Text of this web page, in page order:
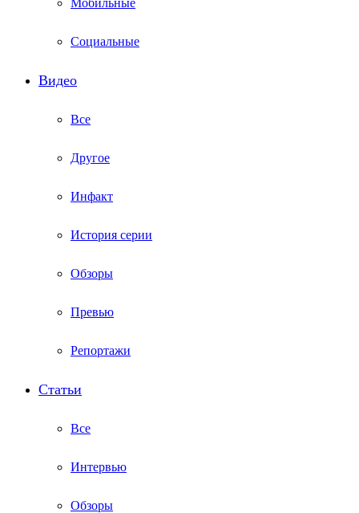
Мобильные
Социальные
Видео
Все
Другое
Инфакт
История серии
Обзоры
Превью
Репортажи
Статьи
Все
Интервью
Обзоры